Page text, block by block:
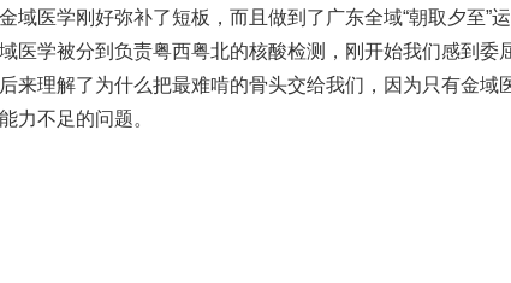
医学刚好弥补了短板，而且做到了广东全域“朝取夕至”运
医学被分到负责粤西粤北的核酸检测，刚开始我们感到委
来理解了为什么把最难啃的骨头交给我们，因为只有金域
力不足的问题。